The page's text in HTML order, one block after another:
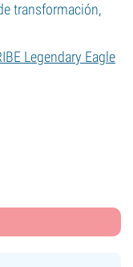
transformación,
Legendary Eagle